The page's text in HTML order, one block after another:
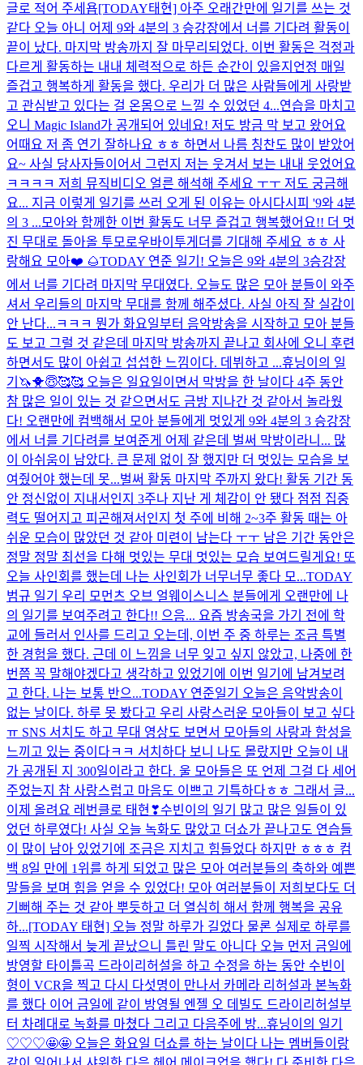
글로 적어 주세욥[TODAY태현] 아주 오래간만에 일기를 쓰는 것
같다 오늘 아니 어제 9와 4분의 3 승강장에서 너를 기다려 활동이
끝이 났다. 마지막 방송까지 잘 마무리되었다. 이번 활동은 걱정과
다르게 활동하는 내내 체력적으로 하든 순간이 있을지언정 매일
즐겁고 행복하게 활동을 했다. 우리가 더 많은 사람들에게 사랑받
고 관심받고 있다는 걸 온몸으로 느낄 수 있었던 4...연습을 마치고
오니 Magic Island가 공개되어 있네요! 저도 방금 막 보고 왔어요
어때요 저 좀 연기 잘하나요 ㅎㅎ 하면서 나름 칭찬도 많이 받았어
요~ 사실 당사자들이어서 그런지 저는 웃겨서 보는 내내 웃었어요
ㅋㅋㅋㅋ 저희 뮤직비디오 얼른 해석해 주세요 ㅜㅜ 저도 궁금해
요... 지금 이렇게 일기를 쓰러 오게 된 이유는 아시다시피 '9와 4분
의 3 ...모아와 함께한 이번 활동도 너무 즐겁고 행복했어요!! 더 멋
진 무대로 돌아올 투모로우바이투게더를 기대해 주세요 ㅎㅎ 사
랑해요 모아❤️ 🌰TODAY 연준 일기! 오늘은 9와 4분의 3승강장
에서 너를 기다려 마지막 무대였다. 오늘도 많은 모아 분들이 와주
셔서 우리들의 마지막 무대를 함께 해주셨다. 사실 아직 잘 실감이
안 난다...ㅋㅋㅋ 뭔가 화요일부터 음악방송을 시작하고 모아 분들
도 보고 그럴 것 같은데 마지막 방송까지 끝나고 회사에 오니 후련
하면서도 많이 아쉽고 섭섭한 느낌이다. 데뷔하고 ...휴닝이의 일
기🦄🐥😇🥰🥰 오늘은 일요일이면서 막방을 한 날이다 4주 동안
참 많은 일이 있는 것 같으면서도 금방 지나간 것 같아서 놀라웠
다! 오랜만에 컴백해서 모아 분들에게 멋있게 9와 4분의 3 승강장
에서 너를 기다려를 보여준게 어제 같은데 벌써 막방이라니... 많
이 아쉬움이 남았다. 큰 문제 없이 잘 했지만 더 멋있는 모습을 보
여줬어야 했는데 못...벌써 활동 마지막 주까지 왔다! 활동 기간 동
안 정신없이 지내서인지 3주나 지난 게 체감이 안 됐다 점점 집중
력도 떨어지고 피곤해져서인지 첫 주에 비해 2~3주 활동 때는 아
쉬운 모습이 많았던 것 같아 미련이 남는다 ㅜㅜ 남은 기간 동안은
정말 정말 최선을 다해 멋있는 무대 멋있는 모습 보여드릴게요! 또
오늘 사인회를 했는데 나는 사인회가 너무너무 좋다 모...TODAY
범규 일기 우리 모먼츠 오브 얼웨이스니스 분들에게 오랜만에 나
의 일기를 보여주려고 한다!! 으음... 요즘 방송국을 가기 전에 학
교에 들러서 인사를 드리고 오는데, 이번 주 중 하루는 조금 특별
한 경험을 했다. 근데 이 느낌을 너무 잊고 싶지 않았고, 나중에 한
번쯤 꼭 말해야겠다고 생각하고 있었기에 이번 일기에 남겨보려
고 한다. 나는 보통 반으...TODAY 연준일기 오늘은 음악방송이
없는 날이다. 하루 못 봤다고 우리 사랑스러운 모아들이 보고 싶다
ㅠ SNS 서치도 하고 무대 영상도 보면서 모아들의 사랑과 함성을
느끼고 있는 중이다ㅋㅋ 서치하다 보니 나도 몰랐지만 오늘이 내
가 공개된 지 300일이라고 한다. 울 모아들은 또 언제 그걸 다 세어
주었는지 참 사랑스럽고 마음도 이쁘고 기특하다ㅎㅎ 그래서 글...
이제 올려요 레번클로 태현❣수빈이의 일기 많고 많은 일들이 있
었던 하루였다! 사실 오늘 녹화도 많았고 더쇼가 끝나고도 연습들
이 많이 남아 있었기에 조금은 지치고 힘들었다 하지만 ㅎㅎㅎ 컴
백 8일 만에 1위를 하게 되었고 많은 모아 여러분들의 축하와 예쁜
말들을 보며 힘을 얻을 수 있었다! 모아 여러분들이 저희보다도 더
기뻐해 주는 것 같아 뿌듯하고 더 열심히 해서 함께 행복을 공유
하...[TODAY 태현] 오늘 정말 하루가 길었다 물론 실제로 하루를
일찍 시작해서 늦게 끝났으니 틀린 말도 아니다 오늘 먼저 금일에
방영할 타이틀곡 드라이리허설을 하고 수정을 하는 동안 수빈이
형이 VCR을 찍고 다시 다섯명이 만나서 카메라 리허설과 본녹화
를 했다 이어 금일에 같이 방영될 엔젤 오 데빌도 드라이리허설부
터 차례대로 녹화를 마쳤다 그리고 다음주에 방...휴닝이의 일기
♡♡♡🤩🤩 오늘은 화요일 더쇼를 하는 날이다 나는 멤버들이랑